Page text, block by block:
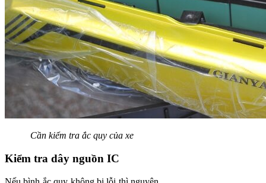
Cần kiểm tra ắc quy của xe
Kiểm tra dây nguồn IC